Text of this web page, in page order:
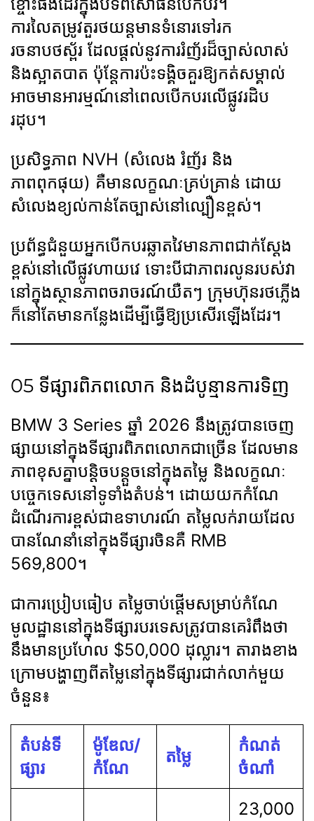
ការលៃតម្រូវតួរថយន្តមានទំនោរទៅរក
រចនាបថស្ព័រ ដែលផ្តល់នូវការរំញ័រដ៏ច្បាស់លាស់
និងស្អាតបាត ប៉ុន្តែការប៉ះទង្គិចគួរឱ្យកត់សម្គាល់
អាចមានអារម្មណ៍នៅពេលបើកបរលើផ្លូវរដិប
រដុប។
ប្រសិទ្ធភាព NVH (សំលេង រំញ័រ និង
ភាពពុកផុយ) គឺមានលក្ខណៈគ្រប់គ្រាន់ ដោយ
សំលេងខ្យល់កាន់តែច្បាស់នៅល្បឿនខ្ពស់។
ប្រព័ន្ធជំនួយអ្នកបើកបរឆ្លាតវៃមានភាពជាក់ស្តែង
ខ្ពស់នៅលើផ្លូវហាយវេ ទោះបីជាភាពរលូនរបស់វា
នៅក្នុងស្ថានភាពចរាចរណ៍យឺតៗ ក្រុមហ៊ុនរថភ្លើង
ក៏នៅតែមានកន្លែងដើម្បីធ្វើឱ្យប្រសើរឡើងដែរ។
05 ទីផ្សារពិភពលោក និងដំបូន្មានការទិញ
BMW 3 Series ឆ្នាំ 2026 នឹងត្រូវបានចេញ
ផ្សាយនៅក្នុងទីផ្សារពិភពលោកជាច្រើន ដែលមាន
ភាពខុសគ្នាបន្តិចបន្តួចនៅក្នុងតម្លៃ និងលក្ខណៈ
បច្ចេកទេសនៅទូទាំងតំបន់។ ដោយយកកំណែ
ដំណើរការខ្ពស់ជាឧទាហរណ៍ តម្លៃលក់រាយដែល
បានណែនាំនៅក្នុងទីផ្សារចិនគឺ RMB
569,800។
ជាការប្រៀបធៀប តម្លៃចាប់ផ្តើមសម្រាប់កំណែ
មូលដ្ឋាននៅក្នុងទីផ្សារបរទេសត្រូវបានគេរំពឹងថា
នឹងមានប្រហែល $50,000 ដុល្លារ។ តារាងខាង
ក្រោមបង្ហាញពីតម្លៃនៅក្នុងទីផ្សារជាក់លាក់មួយ
ចំនួន៖
តំបន់ទី
ផ្សារ
ម៉ូឌែល/
កំណែ
តម្លៃ
កំណត់
ចំណាំ
23,000